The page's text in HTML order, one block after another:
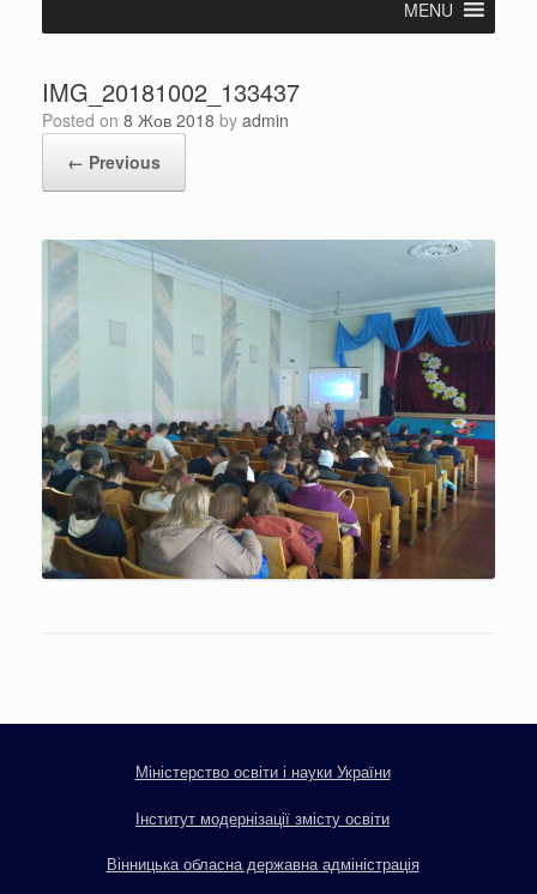
MENU
IMG_20181002_133437
Posted on 8 Жов 2018 by admin
← Previous
Міністерство освіти і науки України
Інститут модернізації змісту освіти
Вінницька обласна державна адміністрація